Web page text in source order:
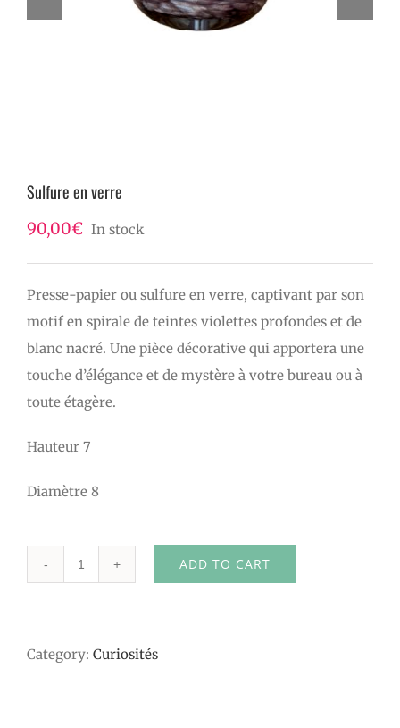
Sulfure en verre
90,00€ In stock
Presse-papier ou sulfure en verre, captivant par son
motif en spirale de teintes violettes profondes et de
blanc nacré. Une pièce décorative qui apportera une
touche d’élégance et de mystère à votre bureau ou à
toute étagère.
Hauteur 7
Diamètre 8
quantity
ADD TO CART
Category: Curiosités